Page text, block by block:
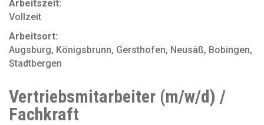
Arbeitszeit:
Vollzeit
Arbeitsort:
Augsburg, Königsbrunn, Gersthofen, Neusäß, Bobingen,
Stadtbergen
Vertriebsmitarbeiter (m/w/d) /
Fachkraft